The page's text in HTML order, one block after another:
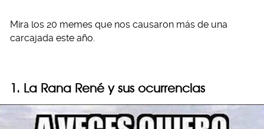
Mira los 20 memes que nos causaron más de una
carcajada este año.
1. La Rana René y sus ocurrencias